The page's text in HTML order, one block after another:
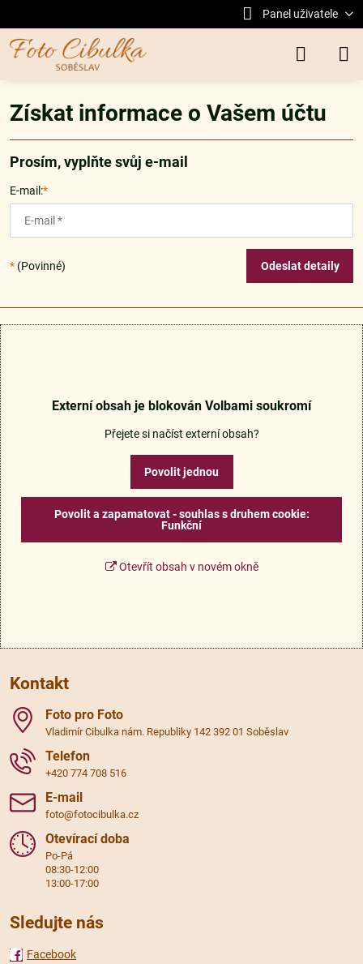
Panel uživatele
Získat informace o Vašem účtu
Prosím, vyplňte svůj e-mail
E-mail:*
* (Povinné) Odeslat detaily
Externí obsah je blokován Volbami soukromí
Přejete si načíst externí obsah?
Povolit jednou
Povolit a zapamatovat - souhlas s druhem cookie:
Funkční
Otevřít obsah v novém okně
Kontakt
Foto pro Foto
Vladimír Cibulka nám. Republiky 142 392 01 Soběslav
Telefon
+420 774 708 516
E-mail
foto@fotocibulka.cz
Otevírací doba
Po-Pá
08:30-12:00
13:00-17:00
Sledujte nás
Facebook